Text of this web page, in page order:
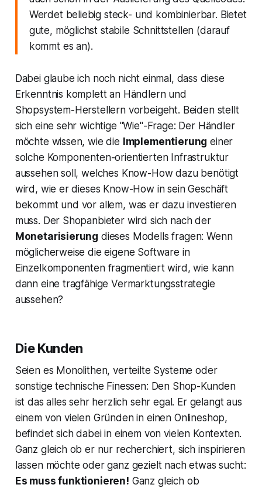
Werdet beliebig steck- und kombinierbar. Bietet
gute, möglichst stabile Schnittstellen (darauf
kommt es an).
Dabei glaube ich noch nicht einmal, dass diese
Erkenntnis komplett an Händlern und
Shopsystem-Herstellern vorbeigeht. Beiden stellt
sich eine sehr wichtige "Wie"-Frage: Der Händler
möchte wissen, wie die Implementierung einer
solche Komponenten-orientierten Infrastruktur
aussehen soll, welches Know-How dazu benötigt
wird, wie er dieses Know-How in sein Geschäft
bekommt und vor allem, was er dazu investieren
muss. Der Shopanbieter wird sich nach der
Monetarisierung dieses Modells fragen: Wenn
möglicherweise die eigene Software in
Einzelkomponenten fragmentiert wird, wie kann
dann eine tragfähige Vermarktungsstrategie
aussehen?
Die Kunden
Seien es Monolithen, verteilte Systeme oder
sonstige technische Finessen: Den Shop-Kunden
ist das alles sehr herzlich sehr egal. Er gelangt aus
einem von vielen Gründen in einen Onlineshop,
befindet sich dabei in einem von vielen Kontexten.
Ganz gleich ob er nur recherchiert, sich inspirieren
lassen möchte oder ganz gezielt nach etwas sucht:
Es muss funktionieren! Ganz gleich ob